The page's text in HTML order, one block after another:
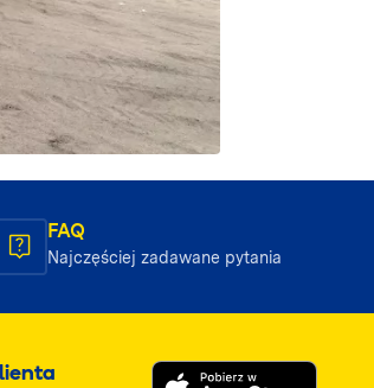
FAQ
Najczęściej zadawane pytania